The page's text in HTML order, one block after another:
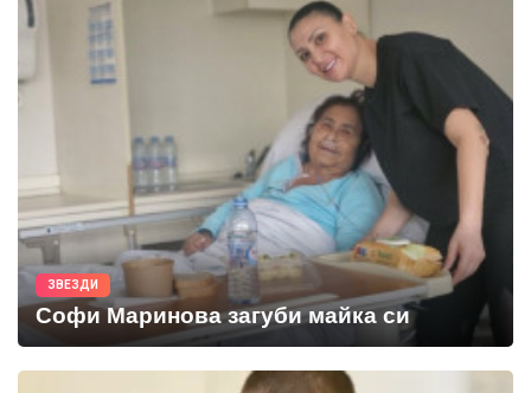
ЗВЕЗДИ
Софи Маринова загуби майка си